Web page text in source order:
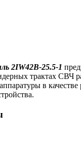
2IW42B-25.5-1
трактах СВЧ
в